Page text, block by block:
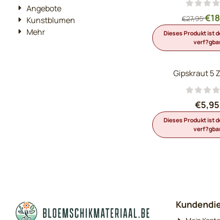
Angebote
Kunstblumen
Mehr
€27,95
Dieses Produkt ist
Gipskraut 5
€5,95
Dieses Produkt ist